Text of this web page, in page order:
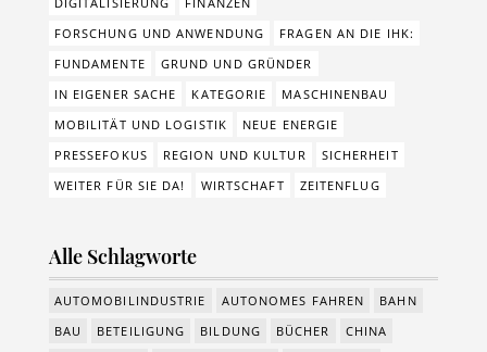
FORSCHUNG UND ANWENDUNG
FRAGEN AN DIE IHK:
FUNDAMENTE
GRUND UND GRÜNDER
IN EIGENER SACHE
KATEGORIE
MASCHINENBAU
MOBILITÄT UND LOGISTIK
NEUE ENERGIE
PRESSEFOKUS
REGION UND KULTUR
SICHERHEIT
WEITER FÜR SIE DA!
WIRTSCHAFT ZEITENFLUG
Alle Schlagworte
AUTOMOBILINDUSTRIE AUTONOMES FAHREN
BAHN
BAU
BETEILIGUNG BILDUNG BÜCHER
CHINA